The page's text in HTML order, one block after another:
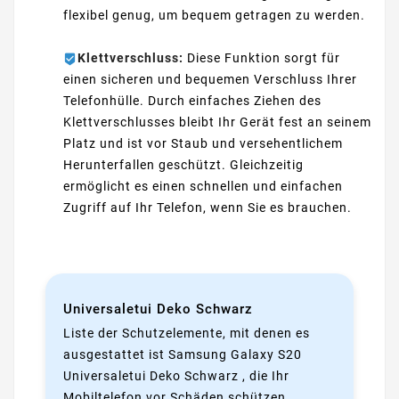
flexibel genug, um bequem getragen zu werden.
Klettverschluss: Diese Funktion sorgt für
einen sicheren und bequemen Verschluss Ihrer
Telefonhülle. Durch einfaches Ziehen des
Klettverschlusses bleibt Ihr Gerät fest an seinem
Platz und ist vor Staub und versehentlichem
Herunterfallen geschützt. Gleichzeitig
ermöglicht es einen schnellen und einfachen
Zugriff auf Ihr Telefon, wenn Sie es brauchen.
Universaletui Deko Schwarz
Liste der Schutzelemente, mit denen es
ausgestattet ist Samsung Galaxy S20
Universaletui Deko Schwarz , die Ihr